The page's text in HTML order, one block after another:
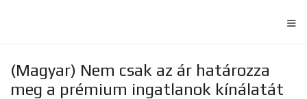
≡
(Magyar) Nem csak az ár határozza
meg a prémium ingatlanok kínálatát